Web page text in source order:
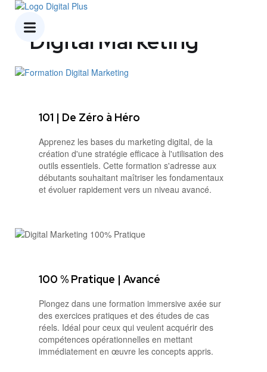
Formations en
Digital Marketing
101 | De Zéro à Héro
Apprenez les bases du marketing digital, de la
création d'une stratégie efficace à l'utilisation des
outils essentiels. Cette formation s'adresse aux
débutants souhaitant maîtriser les fondamentaux
et évoluer rapidement vers un niveau avancé.
100 % Pratique | Avancé
Plongez dans une formation immersive axée sur
des exercices pratiques et des études de cas
réels. Idéal pour ceux qui veulent acquérir des
compétences opérationnelles en mettant
immédiatement en œuvre les concepts appris.